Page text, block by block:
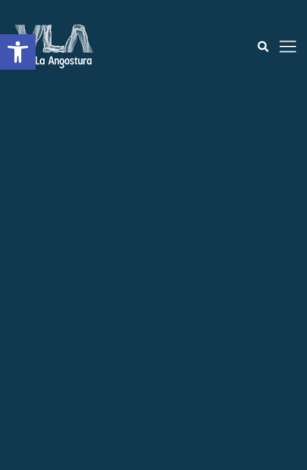
Open toolbar